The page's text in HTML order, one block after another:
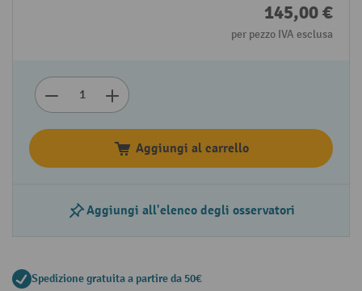
145,00 €
per pezzo IVA esclusa
Aggiungi al carrello
Aggiungi all'elenco degli osservatori
Spedizione gratuita a partire da 50€